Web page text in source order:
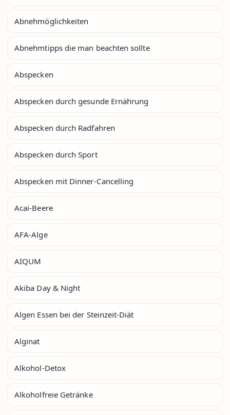
Abnehmöglichkeiten
Abnehmtipps die man beachten sollte
Abspecken
Abspecken durch gesunde Ernährung
Abspecken durch Radfahren
Abspecken durch Sport
Abspecken mit Dinner-Cancelling
Acai-Beere
AFA-Alge
AIQUM
Akiba Day & Night
Algen Essen bei der Steinzeit-Diät
Alginat
Alkohol-Detox
Alkoholfreie Getränke